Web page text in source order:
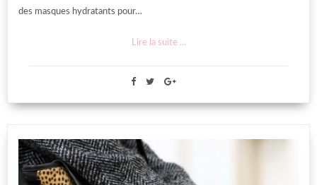
des masques hydratants pour…
Lire la suite ...